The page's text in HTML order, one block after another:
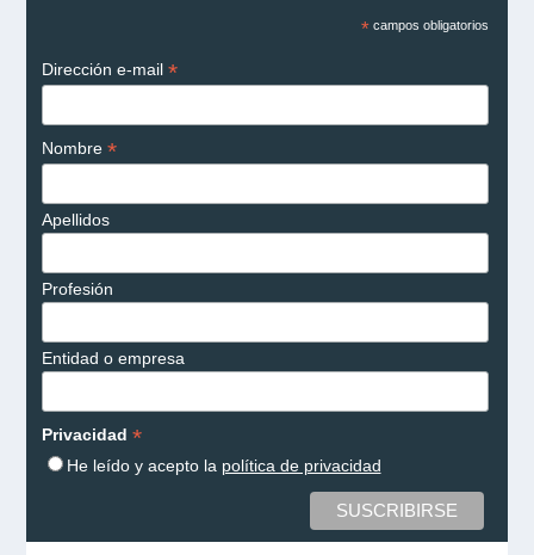
*campos obligatorios
Dirección e-mail *
Nombre *
Apellidos
Profesión
Entidad o empresa
Privacidad *
He leído y acepto la política de privacidad